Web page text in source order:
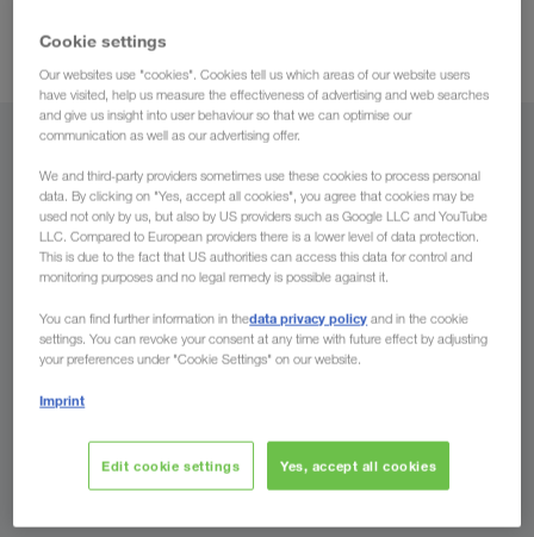
disponerer og degunstige fraktratene
Norge
Til
Land
Spør oss nå
Cookie settings
Our websites use "cookies". Cookies tell us which areas of our website users
have visited, help us measure the effectiveness of advertising and web searches
and give us insight into user behaviour so that we can optimise our
communication as well as our advertising offer.
We and third-party providers sometimes use these cookies to process personal
data. By clicking on "Yes, accept all cookies", you agree that cookies may be
used not only by us, but also by US providers such as Google LLC and YouTube
LLC. Compared to European providers there is a lower level of data protection.
This is due to the fact that US authorities can access this data for control and
monitoring purposes and no legal remedy is possible against it.
You can find further information in thedata privacy policy and in the cookie
settings. You can revoke your consent at any time with future effect by adjusting
your preferences under "Cookie Settings" on our website.
Imprint
Edit cookie settings Yes, accept all cookies